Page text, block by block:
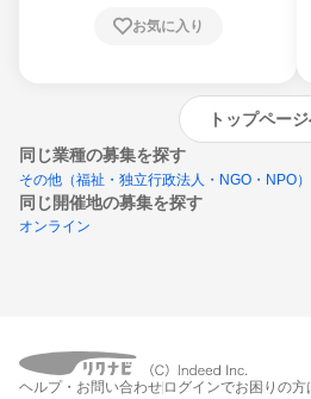
お気に入り
トップペー
同じ業種の募集を探す
その他（福祉・独立行政法人・NGO・NPO）
同じ開催地の募集を探す
オンライン
エントリーするとプロ
受け取れるよ
ヘルプ・お問い合わせ ログインでお困りの方